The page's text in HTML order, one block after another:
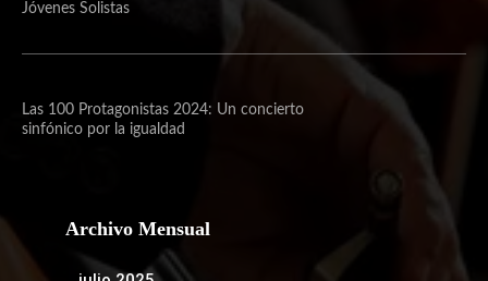
Jóvenes Solistas
Las 100 Protagonistas 2024: Un concierto
sinfónico por la igualdad
Archivo Mensual